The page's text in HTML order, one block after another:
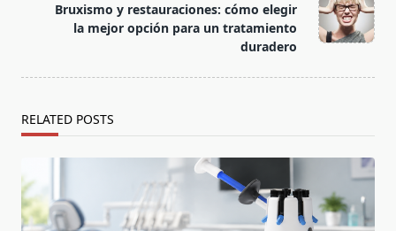
Bruxismo y restauraciones: cómo elegir
la mejor opción para un tratamiento
duradero
RELATED POSTS